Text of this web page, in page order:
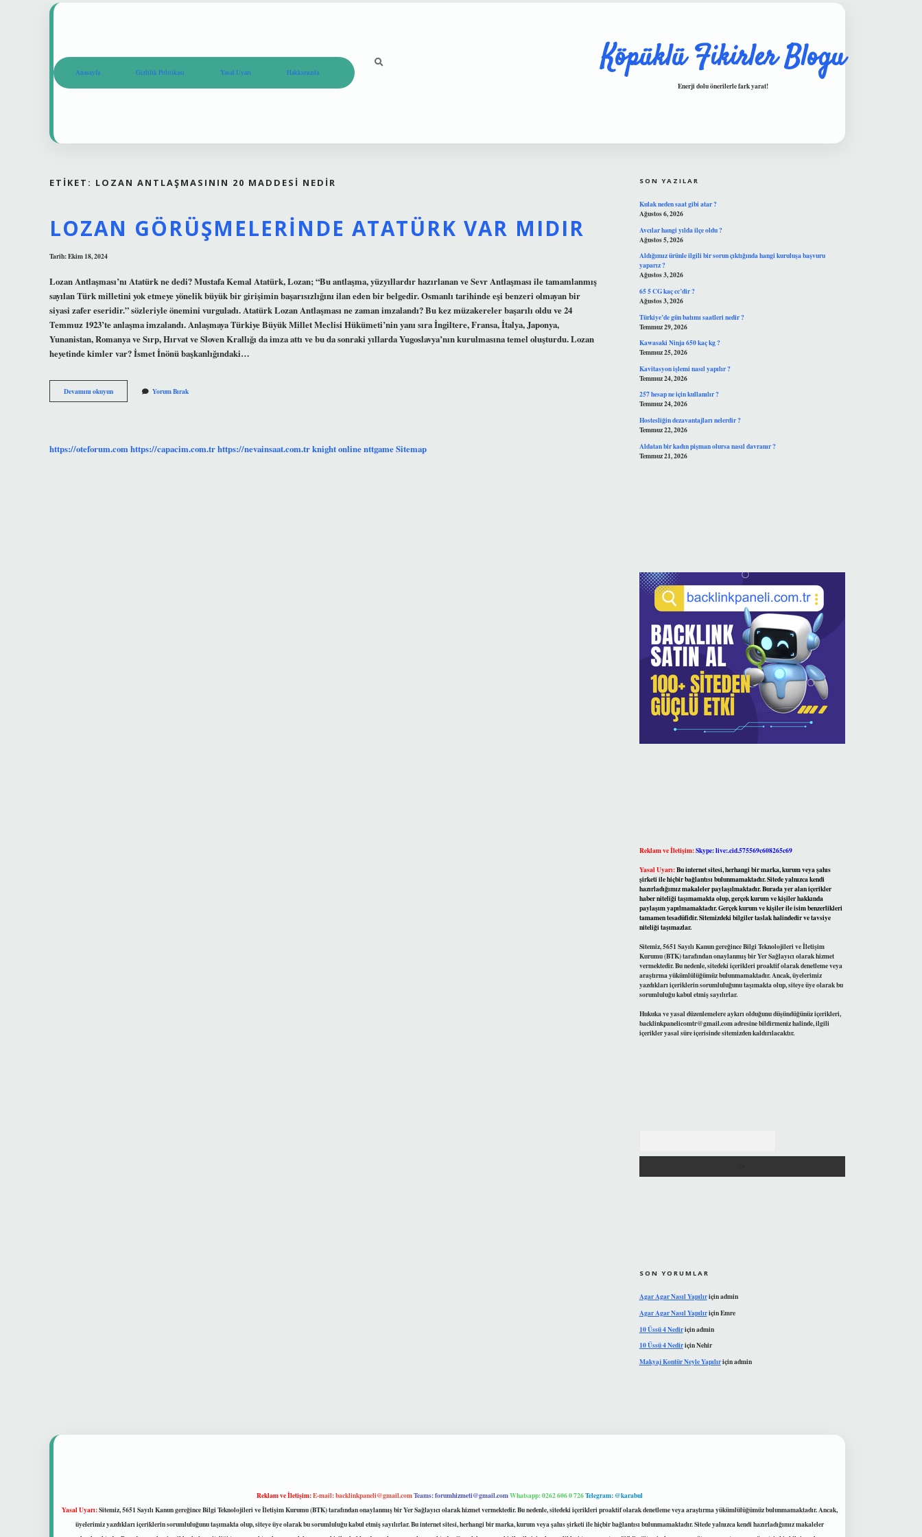
Anasayfa Gizlilik Politikası Yasal Uyarı Hakkımızda Köpüklü Fikirler Blogu
Enerji dolu önerilerle fark yarat!
ETIKET: LOZAN ANTLAŞMASININ 20 MADDESI NEDIR
LOZAN GÖRÜŞMELERINDE ATATÜRK VAR MIDIR
Tarih: Ekim 18, 2024
Lozan Antlaşması’nı Atatürk ne dedi? Mustafa Kemal Atatürk, Lozan; “Bu antlaşma, yüzyıllardır hazırlanan ve Sevr Antlaşması ile tamamlanmış
sayılan Türk milletini yok etmeye yönelik büyük bir girişimin başarısızlığını ilan eden bir belgedir. Osmanlı tarihinde eşi benzeri olmayan bir
siyasi zafer eseridir.” sözleriyle önemini vurguladı. Atatürk Lozan Antlaşması ne zaman imzalandı? Bu kez müzakereler başarılı oldu ve 24
Temmuz 1923’te anlaşma imzalandı. Anlaşmaya Türkiye Büyük Millet Meclisi Hükümeti’nin yanı sıra İngiltere, Fransa, İtalya, Japonya,
Yunanistan, Romanya ve Sırp, Hırvat ve Sloven Krallığı da imza attı ve bu da sonraki yıllarda Yugoslavya’nın kurulmasına temel oluşturdu. Lozan
heyetinde kimler var? İsmet İnönü başkanlığındaki…
Devamını okuyunLozan
Görüşmelerinde
Yorum Bırak
https://oteforum.comhttps://capacim.com.trhttps://nevainsaat.com.trknight onlinenttgameSitemap
SON YAZILAR
Kulak neden saat gibi atar ?
Ağustos 6, 2026
Avcılar hangi yılda ilçe oldu ?
Ağustos 5, 2026
Aldığımız ürünle ilgili bir sorun çıktığında hangi kuruluşa başvuru
yaparız ?
Ağustos 3, 2026
65 5 CG kaç cc’dir ?
Ağustos 3, 2026
Türkiye’de gün batımı saatleri nedir ?
Temmuz 29, 2026
Kawasaki Ninja 650 kaç kg ?
Temmuz 25, 2026
Kavitasyon işlemi nasıl yapılır ?
Temmuz 24, 2026
257 hesap ne için kullanılır ?
Temmuz 24, 2026
Hostesliğin dezavantajları nelerdir ?
Temmuz 22, 2026
Aldatan bir kadın pişman olursa nasıl davranır ?
Temmuz 21, 2026
Reklam ve İletişim:Skype: live:.cid.575569c608265c69
Yasal Uyarı:Bu internet sitesi, herhangi bir marka, kurum veya şahıs
şirketi ile hiçbir bağlantısı bulunmamaktadır. Sitede yalnızca kendi
hazırladığımız makaleler paylaşılmaktadır. Burada yer alan içerikler
haber niteliği taşımamakta olup, gerçek kurum ve kişiler hakkında
paylaşım yapılmamaktadır. Gerçek kurum ve kişiler ile isim benzerlikleri
tamamen tesadüfidir. Sitemizdeki bilgiler taslak halindedir ve tavsiye
niteliği taşımazlar.
Sitemiz, 5651 Sayılı Kanun gereğince Bilgi Teknolojileri ve İletişim
Kurumu (BTK) tarafından onaylanmış bir Yer Sağlayıcı olarak hizmet
vermektedir. Bu nedenle, sitedeki içerikleri proaktif olarak denetleme veya
araştırma yükümlülüğümüz bulunmamaktadır. Ancak, üyelerimiz
yazdıkları içeriklerin sorumluluğunu taşımakta olup, siteye üye olarak bu
sorumluluğu kabul etmiş sayılırlar.
Hukuka ve yasal düzenlemelere aykırı olduğunu düşündüğünüz içerikleri,
backlinkpanelicomtr@gmail.comadresine bildirmeniz halinde, ilgili
içerikler yasal süre içerisinde sitemizden kaldırılacaktır.
SON YORUMLAR
Agar Agar Nasıl Yapılıriçinadmin
Agar Agar Nasıl YapılıriçinEmre
10 Üssü 4 Nediriçinadmin
10 Üssü 4 NediriçinNehir
Makyaj Kontür Neyle Yapılıriçinadmin
Reklam ve İletişim:E-mail:backlinkpaneli@gmail.comTeams:forumhizmeti@gmail.comWhatsapp: 0262 606 0 726Telegram: @karabul
Yasal Uyarı:Sitemiz, 5651 Sayılı Kanun gereğince Bilgi Teknolojileri ve İletişim Kurumu (BTK) tarafından onaylanmış bir Yer Sağlayıcı olarak hizmet vermektedir. Bu nedenle, sitedeki içerikleri proaktif olarak denetleme veya araştırma yükümlülüğümüz bulunmamaktadır. Ancak,
üyelerimiz yazdıkları içeriklerin sorumluluğunu taşımakta olup, siteye üye olarak bu sorumluluğu kabul etmiş sayılırlar. Bu internet sitesi, herhangi bir marka, kurum veya şahıs şirketi ile hiçbir bağlantısı bulunmamaktadır. Sitede yalnızca kendi hazırladığımız makaleler